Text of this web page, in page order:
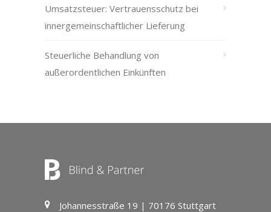
Umsatzsteuer: Vertrauensschutz bei
innergemeinschaftlicher Lieferung
Steuerliche Behandlung von
außerordentlichen Einkünften
Johannesstraße 19 | 70176 Stuttgart